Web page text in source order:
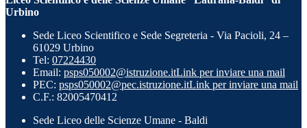
Urbino
Sede Liceo Scientifico e Sede Segreteria - Via Pacioli, 24 –
61029 Urbino
Tel: 07224430
Email: psps050002@istruzione.itLink per inviare una mail
PEC: psps050002@pec.istruzione.itLink per inviare una mail
C.F.: 82005470412
Sede Liceo delle Scienze Umane - Baldi